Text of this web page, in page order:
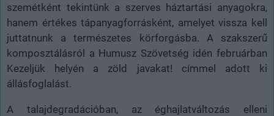
szemétként tekintünk a szerves háztartási anyagokra,
hanem értékes tápanyagforrásként, amelyet vissza kell
juttatnunk a természetes körforgásba. A szakszerű
komposztálásról a Humusz Szövetség idén februárban
Kezeljük helyén a zöld javakat! címmel adott ki
állásfoglalást.
A talajdegradációban, az éghajlatváltozás elleni